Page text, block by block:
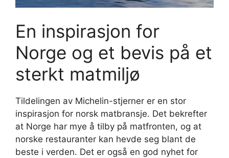
En inspirasjon for
Norge og et bevis på et
sterkt matmiljø
Tildelingen av Michelin-stjerner er en stor
inspirasjon for norsk matbransje. Det bekrefter
at Norge har mye å tilby på matfronten, og at
norske restauranter kan hevde seg blant de
beste i verden. Det er også en god nyhet for